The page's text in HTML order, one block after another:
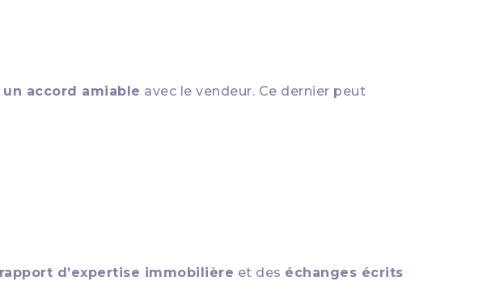
accord amiable avec le vendeur. Ce dernier peut
d’expertise immobilière et des échanges écrits